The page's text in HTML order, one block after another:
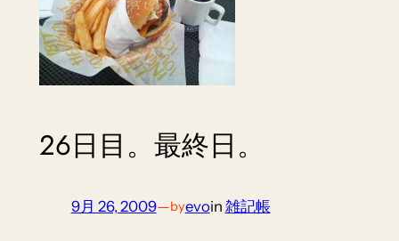
26日目。最終日。
9月 26, 2009—byevoin 雑記帳